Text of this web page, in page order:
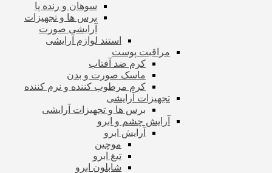
سوهان و رنده پا
برس ها و تجهیزات
آرایشی صورت
استند لوازم آرایشی
مراقبت پوست
کرم ضد آفتاب
ماسک صورت و بدن
کرم مرطوب کننده و نرم کننده
تجهیزات آرایشی
برس ها و تجهیزات آرایشی
آرایش چشم و ابرو
آرایش ابرو
موچین
تیغ ابرو
شابلون ابرو